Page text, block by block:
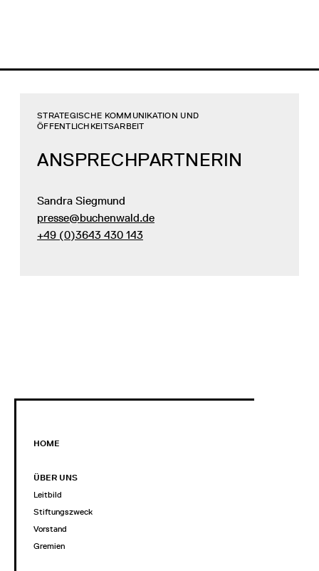
ANSPRECHPARTNERIN
STRATEGISCHE KOMMUNIKATION UND
ÖFFENTLICHKEITSARBEIT
Sandra Siegmund
presse@buchenwald.de
+49 (0)3643 430 143
HOME
ÜBER UNS
Leitbild
Stiftungszweck
Vorstand
Gremien